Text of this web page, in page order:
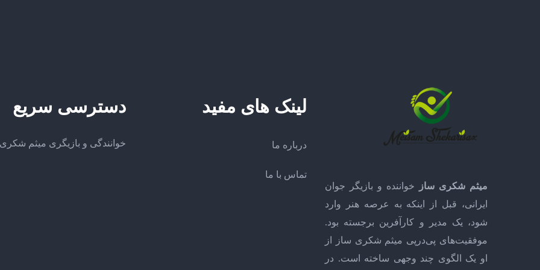
میثم شکری ساز
خواننده و بازیگر جوان
ایرانی، قبل از اینکه به عرصه هنر وارد
شود، یک مدیر و کارآفرین برجسته بود.
موفقیت‌های پی‌درپی میثم شکری ساز از
او یک الگوی چند وجهی ساخته است. در
لینک های مفید
درباره ما
تماس با ما
دسترسی سریع
خوانندگی و بازیگری میثم